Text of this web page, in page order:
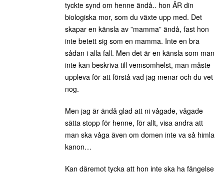
tyckte synd om henne ändå.. hon ÄR din
biologiska mor, som du växte upp med. Det
skapar en känsla av ”mamma” ändå, fast hon
inte betett sig som en mamma. Inte en bra
sådan i alla fall. Men det är en känsla som man
inte kan beskriva till vemsomhelst, man måste
uppleva för att förstå vad jag menar och du vet
nog.
Men jag är ändå glad att ni vågade, vågade
sätta stopp för henne, för allt, visa andra att
man ska våga även om domen inte va så himla
kanon…
Kan däremot tycka att hon inte ska ha fängelse